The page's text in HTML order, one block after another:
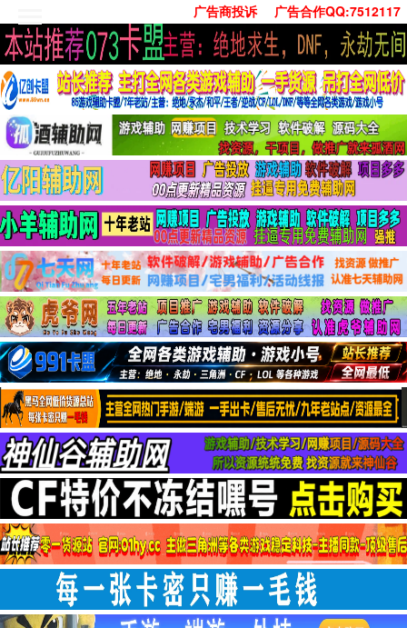
广告商投诉 广告合作QQ:7512117
首页
技术学习
安卓绿化
单机游戏
社交娱乐
系统工具
活动线报
常用办公
源码收集
值得一看
两性情感